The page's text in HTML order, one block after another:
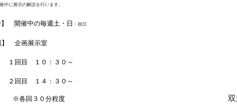
中に展示の解説を行います。
】 開催中の毎週土・日 ・祝日
】 企画展示室
１０：３０～
目 １４：３０～
３０分程度